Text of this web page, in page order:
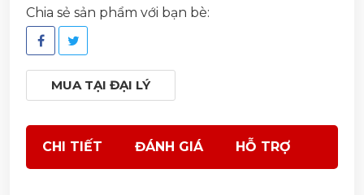
Chia sẻ sản phẩm với bạn bè:
MUA TẠI ĐẠI LÝ
CHI TIẾT ĐÁNH GIÁ HỖ TRỢ